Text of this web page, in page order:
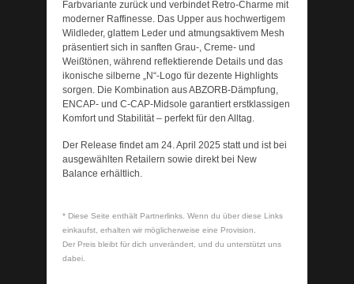
Farbvariante zurück und verbindet Retro-Charme mit
moderner Raffinesse. Das Upper aus hochwertigem
Wildleder, glattem Leder und atmungsaktivem Mesh
präsentiert sich in sanften Grau-, Creme- und
Weißtönen, während reflektierende Details und das
ikonische silberne „N“-Logo für dezente Highlights
sorgen. Die Kombination aus ABZORB-Dämpfung,
ENCAP- und C-CAP-Midsole garantiert erstklassigen
Komfort und Stabilität – perfekt für den Alltag.
Der Release findet am 24. April 2025 statt und ist bei
ausgewählten Retailern sowie direkt bei New
Balance erhältlich. ​
* Diese Seite enthält Partnerlinks. Wenn du über diese Links
einkaufst, erhalten wir möglicherweise eine Provision.
Der Preis bleibt für dich unverändert, und du unterstützt uns
dabei.